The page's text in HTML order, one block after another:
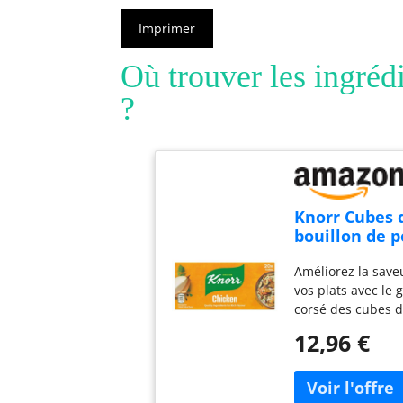
Imprimer
Où trouver les
?
Knorr Cubes
bouillon de
ajouter une
riche de
vos plats 20 x
Améliorez la
vos plats avec le
corsé des cubes
Knorr Les cubes de
contiennent des
12,96 €